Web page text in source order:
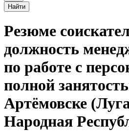
Найти
Резюме
должность
по работе с
полной
Артёмовске
Народная